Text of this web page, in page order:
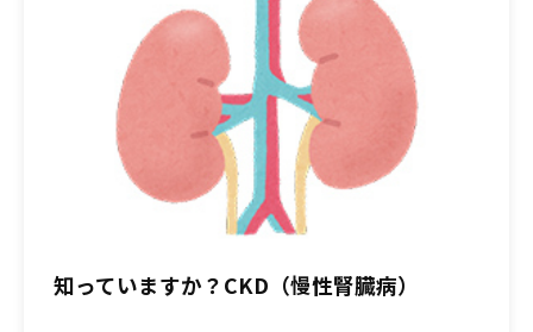
知っていますか？CKD（慢性腎臓病）